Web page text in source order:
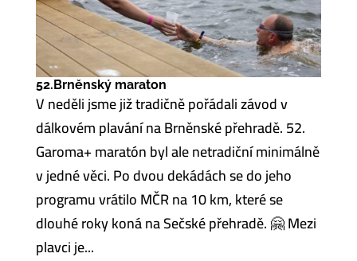
52.Brněnský maraton
V neděli jsme již tradičně pořádali závod v
dálkovém plavání na Brněnské přehradě. 52.
Garoma+ maratón byl ale netradiční minimálně
v jedné věci. Po dvou dekádách se do jeho
programu vrátilo MČR na 10 km, které se
dlouhé roky koná na Sečské přehradě. 🤗 Mezi
plavci je...